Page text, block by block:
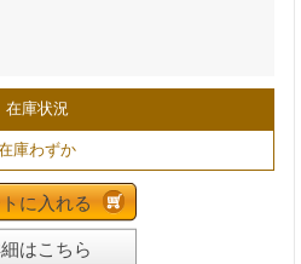
在庫状況
庫わずか
に入れる
はこちら